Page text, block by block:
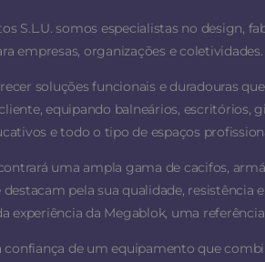
S.L.U. somos especialistas no design,
empresas, organizações e coletividades.
soluções funcionais e duradouras
equipando balneários, escritórios,
e todo o tipo de espaços
uma ampla gama de cacifos,
pela sua qualidade, resistência
experiência da Megablok, uma
confiança de um equipamento que